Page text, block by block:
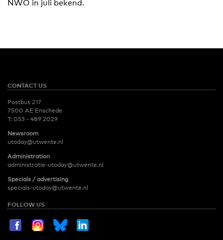
NWO in juli bekend.
CONTACT US
Postbus 217
7500 AE Enschede
T: 053 - 489 2029
Newsroom
utoday@utwente.nl
Administration
administratie-utoday@utwente.nl
Specials / advertising
specials-utoday@utwente.nl
FOLLOW US